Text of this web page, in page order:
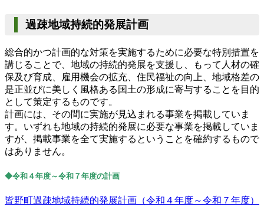
過疎地域持続的発展計画
総合的かつ計画的な対策を実施するために必要な特別措置を
講じることで、地域の持続的発展を支援し、もって人材の確
保及び育成、雇用機会の拡充、住民福祉の向上、地域格差の
是正並びに美しく風格ある国土の形成に寄与することを目的
として策定するものです。
計画には、その間に実施が見込まれる事業を掲載していま
す。いずれも地域の持続的発展に必要な事業を掲載していま
すが、掲載事業を全て実施するということを確約するもので
はありません。
◆令和４年度～令和７年度の計画
皆野町過疎地域持続的発展計画（令和４年度～令和７年度）